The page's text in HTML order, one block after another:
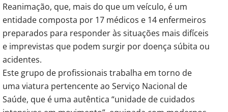
Reanimação, que, mais do que um veículo, é um
entidade composta por 17 médicos e 14 enfermeiros
preparados para responder às situações mais difíceis
e imprevistas que podem surgir por doença súbita ou
acidentes.
Este grupo de profissionais trabalha em torno de
uma viatura pertencente ao Serviço Nacional de
Saúde, que é uma autêntica “unidade de cuidados